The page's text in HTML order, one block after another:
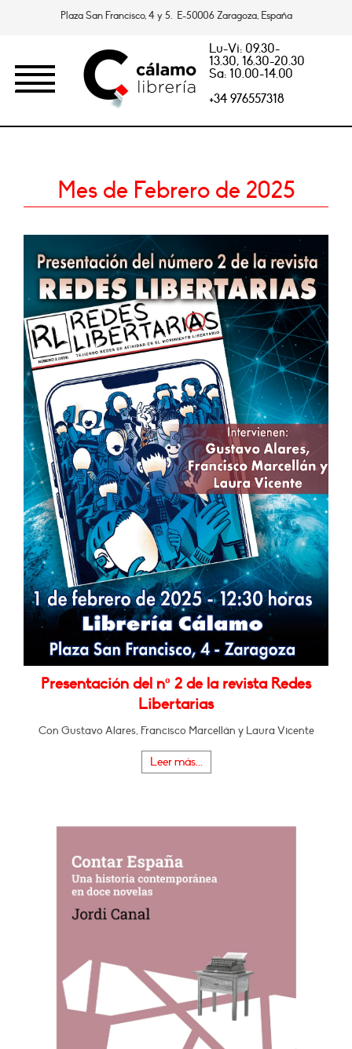
Plaza San Francisco, 4 y 5. E-50006 Zaragoza, España
Lu-Vi: 09.30-
13.30, 16.30-20.30
Sa: 10.00-14.00
+34 976557318
Mes de Febrero de 2025
Presentación del nº 2 de la revista Redes
Libertarias
Con Gustavo Alares, Francisco Marcellán y Laura Vicente
Leer más...